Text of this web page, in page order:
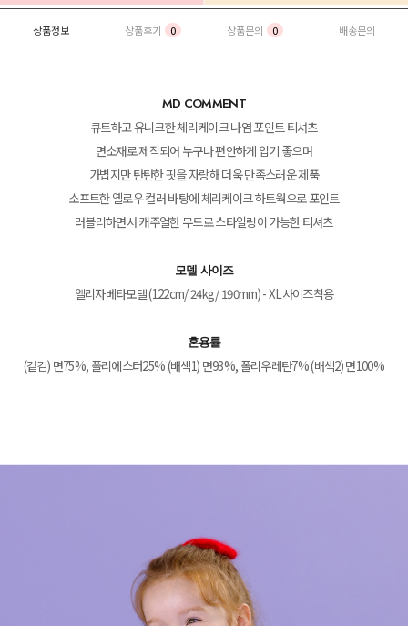
상품정보 상품후기 0 상품문의 0 배송문의
MD COMMENT
큐트하고 유니크한 체리케이크 나염 포인트 티셔츠
면소재로 제작되어 누구나 편안하게 입기 좋으며
가볍지만 탄탄한 핏을 자랑해 더욱 만족스러운 제품
소프트한 옐로우 컬러 바탕에 체리케이크 하트웍으로 포인트
러블리하면서 캐주얼한 무드로 스타일링이 가능한 티셔츠
모델 사이즈
엘리자베타모델 (122cm/ 24kg/ 190mm) - XL사이즈착용
혼용률
(겉감) 면75%, 폴리에스터25% (배색1) 면93%, 폴리우레탄7% (배색2) 면100%